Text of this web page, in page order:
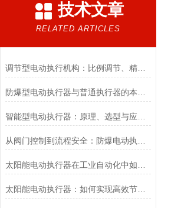
技术文章
RELATED ARTICLES
调节型电动执行机构：比例调节、精度控制要点
太阳能电动执行器：如何实现高效节能的自动化控制？